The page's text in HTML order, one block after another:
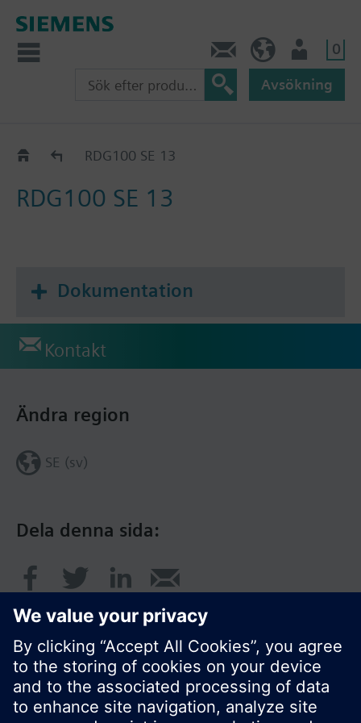
0
Avsökning
KatalogRDG100 SE 13
RDG100 SE 13
Dokumentation
Kontakt
Dela denna sida:
Ändra region
SE (sv)